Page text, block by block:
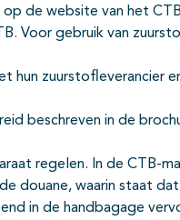
de website van het
Voor gebruik van
hun zuurstofleverancier
beschreven in de
regelen. In de CTB-
douane, waarin staat
in de handbagage